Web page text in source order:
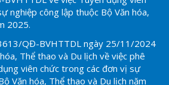
nghiệp công lập thuộc Bộ Văn hóa,
2025.
QĐ-BVHTTDL ngày 25/11/2024
Thể thao và Du lịch về việc phê
viên chức trong các đơn vị sự
Văn hóa, Thể thao và Du lịch năm